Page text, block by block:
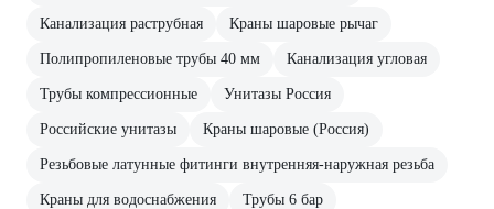
Канализация раструбная Краны шаровые рычаг
Полипропиленовые трубы 40 мм Канализация угловая
Трубы компрессионные Унитазы Россия
Российские унитазы Краны шаровые (Россия)
Резьбовые латунные фитинги внутренняя-наружная резьба
Краны для водоснабжения Трубы 6 бар